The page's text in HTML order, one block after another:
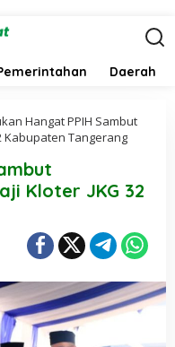
Daerah
Hangat PPIH Sambut
Kabupaten Tangerang
Kloter JKG 32